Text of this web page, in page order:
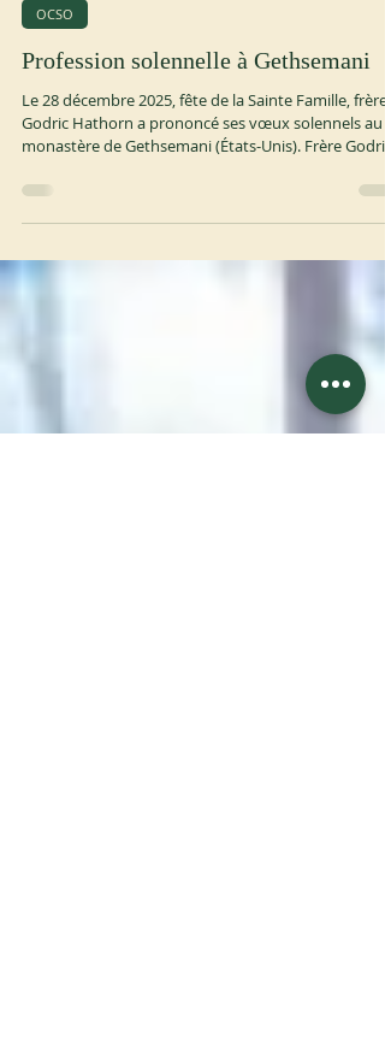
31 déc. 2025 1 min de lecture
OCSO
Profession solennelle à Gethsemani
Le 28 décembre 2025, fête de la Sainte Famille, frère
Godric Hathorn a prononcé ses vœux solennels au
est né en 1975 à Gulfport, Mississippi (États-Unis). Il
est entré à Gethsemani en 2019 et a fait profession